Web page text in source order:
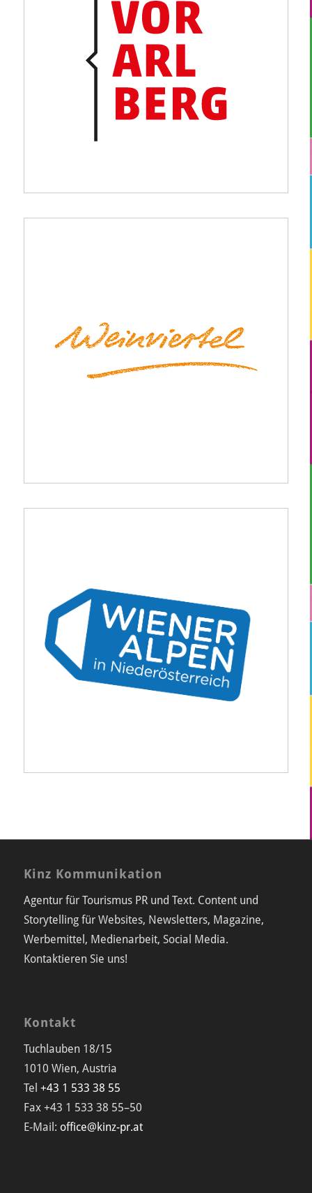
Kinz Kommunikation
Agentur für Tourismus PR und Text. Content und
Storytelling für Websites, Newsletters, Magazine,
Werbemittel, Medienarbeit, Social Media.
Kontaktieren Sie uns!
Kontakt
Tuchlauben 18/15
1010 Wien, Austria
Tel +43 1 533 38 55
Fax +43 1 533 38 55–50
E-Mail: office@kinz-pr.at